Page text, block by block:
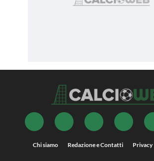
Chi siamo Redazione e Contatti Privacy